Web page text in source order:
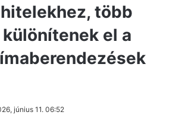
több
el a
június 11. 06:52